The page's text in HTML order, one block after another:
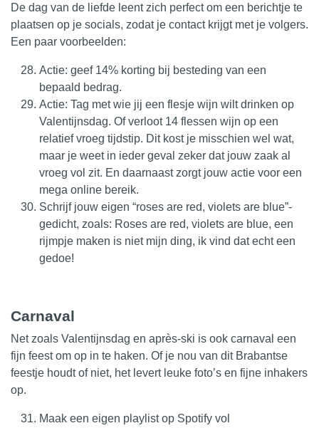
De dag van de liefde leent zich perfect om een berichtje te
plaatsen op je socials, zodat je contact krijgt met je volgers.
Een paar voorbeelden:
Actie: geef 14% korting bij besteding van een
bepaald bedrag.
Actie: Tag met wie jij een flesje wijn wilt drinken op
Valentijnsdag. Of verloot 14 flessen wijn op een
relatief vroeg tijdstip. Dit kost je misschien wel wat,
maar je weet in ieder geval zeker dat jouw zaak al
vroeg vol zit. En daarnaast zorgt jouw actie voor een
mega online bereik.
Schrijf jouw eigen “roses are red, violets are blue”-
gedicht, zoals: Roses are red, violets are blue, een
rijmpje maken is niet mijn ding, ik vind dat echt een
gedoe!
Carnaval
Net zoals Valentijnsdag en après-ski is ook carnaval een
fijn feest om op in te haken. Of je nou van dit Brabantse
feestje houdt of niet, het levert leuke foto’s en fijne inhakers
op.
Maak een eigen playlist op Spotify vol